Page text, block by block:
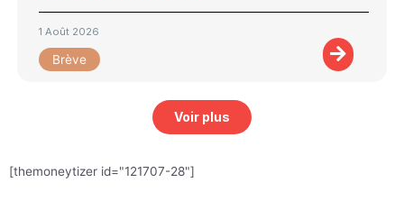
1 Août 2026
Brève
Voir plus
[themoneytizer id="121707-28"]